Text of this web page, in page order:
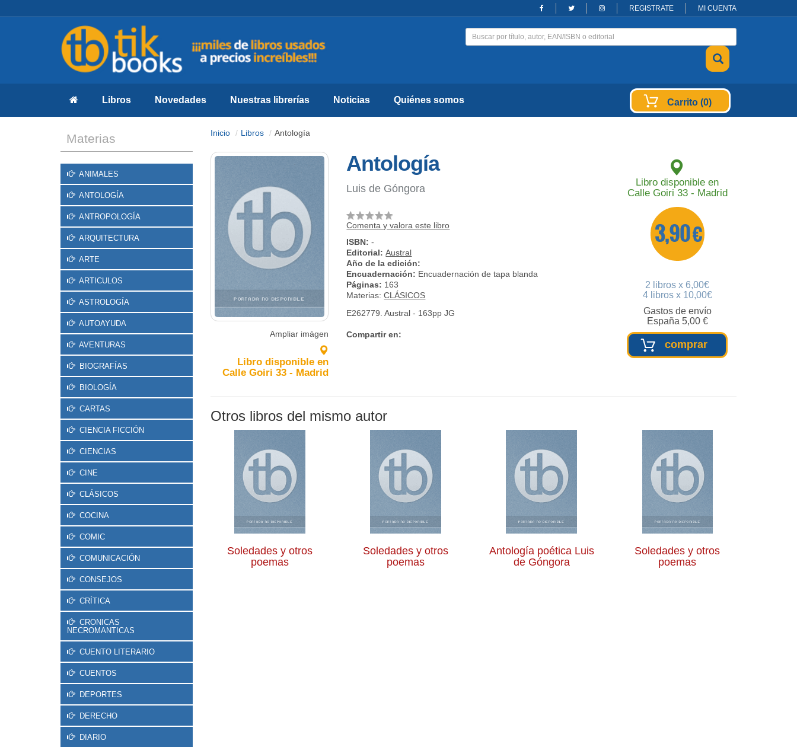
REGISTRATE MI CUENTA
Libros Novedades Nuestras librerías Noticias Quiénes somos Carrito (0)
Materias
ANIMALES
ANTOLOGÍA
ANTROPOLOGÍA
ARQUITECTURA
ARTE
ARTICULOS
ASTROLOGÍA
AUTOAYUDA
AVENTURAS
BIOGRAFÍAS
BIOLOGÍA
CARTAS
CIENCIA FICCIÓN
CIENCIAS
CINE
CLÁSICOS
COCINA
COMIC
COMUNICACIÓN
CONSEJOS
CRÍTICA
CRONICAS
NECROMANTICAS
CUENTO LITERARIO
CUENTOS
DEPORTES
DERECHO
DIARIO
Inicio Libros Antología
Ampliar imágen
Libro disponible en
Calle Goiri 33 - Madrid
Antología
Luis de Góngora
Comenta y valora este libro
ISBN:-
Editorial:Austral
Año de la edición:
Encuadernación: Encuadernación de tapa blanda
Páginas: 163
Materias:CLÁSICOS
E262779. Austral - 163pp JG
Compartir en:
Libro disponible en
Calle Goiri 33 - Madrid
3,90 €
2 libros x 6,00€
4 libros x 10,00€
Gastos de envío
España 5,00 €
comprar
Otros libros del mismo autor
Soledades y otros
poemas
Soledades y otros
poemas
Antología poética Luis
de Góngora
Soledades y otros
poemas